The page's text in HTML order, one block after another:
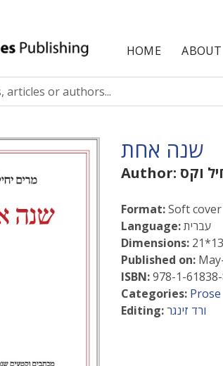
HOME ABOUT
שנה אחת
Author: וקס
Format:Soft
Language:עברית
Dimensions:
Published on:
ISBN:978-1-
Categories: Prose
Editing:ורד זינגר